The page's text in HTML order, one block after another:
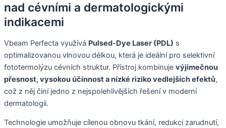
nad cévními a dermatologickými
indikacemi
Vbeam Perfecta využívá Pulsed-Dye Laser (PDL) s
optimalizovanou vlnovou délkou, která je ideální pro selektivní
fototermolýzu cévních struktur. Přístroj kombinuje výjimečnou
přesnost, vysokou účinnost a nízké riziko vedlejších efektů,
což z něj činí jedno z nejspolehlivějších řešení v moderní
dermatologii.
Technologie umožňuje cílenou obnovu tkání, redukci zarudnutí,